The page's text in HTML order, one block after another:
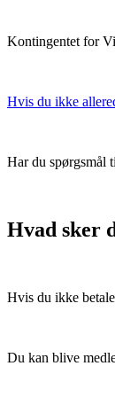
Kontingentet for
Hvis du ikke
Har du spørgsmål
Hvad sker
Hvis du ikke
Du kan blive